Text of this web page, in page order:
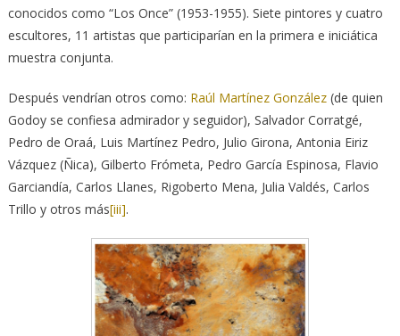
conocidos como “Los Once” (1953-1955). Siete pintores y cuatro
escultores, 11 artistas que participarían en la primera e iniciática
muestra conjunta.
Después vendrían otros como: Raúl Martínez González(de quien
Godoy se confiesa admirador y seguidor), Salvador Corratgé,
Pedro de Oraá, Luis Martínez Pedro, Julio Girona, Antonia Eiriz
Vázquez (Ñica), Gilberto Frómeta, Pedro García Espinosa, Flavio
Garciandía, Carlos Llanes, Rigoberto Mena, Julia Valdés, Carlos
Trillo y otros más[iii].